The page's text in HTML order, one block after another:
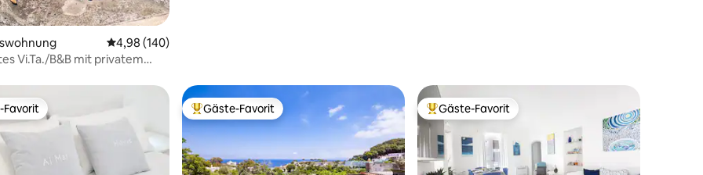
Durchschnittliche Bewertung: 4,98 von 5, 140 Bewertungen
4,98 (140)
Vi.Ta./B&B mit privatem
Favorit.
Favorit Beliebter Gäste-Favorit.
Gäste-Favorit Beliebter Gäste-Favorit.
Gäste-Favorit